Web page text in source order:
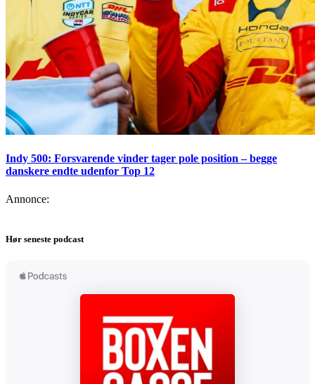
Indy 500: Forsvarende vinder tager pole position – begge
danskere endte udenfor Top 12
Annonce:
Hør seneste podcast